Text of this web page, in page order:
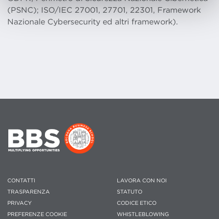
(PSNC); ISO/IEC 27001, 27701, 22301, Framework
Nazionale Cybersecurity ed altri framework).
CONTATTI
TRASPARENZA
PRIVACY
PREFERENZE COOKIE
LAVORA CON NOI
STATUTO
CODICE ETICO
WHISTLEBLOWING